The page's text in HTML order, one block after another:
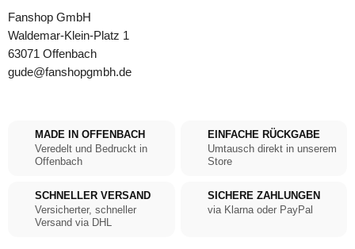
Fanshop GmbH
Waldemar-Klein-Platz 1
63071 Offenbach
gude@fanshopgmbh.de
MADE IN OFFENBACH
Veredelt und Bedruckt in
Offenbach
EINFACHE RÜCKGABE
Umtausch direkt in unserem
Store
SCHNELLER VERSAND
Versicherter, schneller
Versand via DHL
SICHERE ZAHLUNGEN
via Klarna oder PayPal